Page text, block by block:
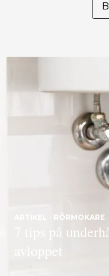
ARTIKEL - RÖRMOKARE
7 tips på
avloppet